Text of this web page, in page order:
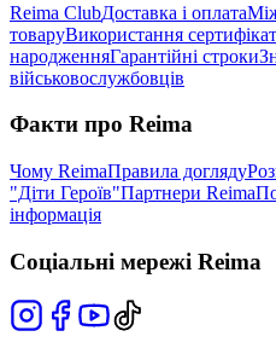
Reima ClubДоставка і оплата
товаруВикористання
народженняГарантійні строки
військовослужбовців
Факти про Reima
Чому ReimaПравила догляду
"Діти Героїв"Партнери Reima
інформація
Соціальні мережі Reima